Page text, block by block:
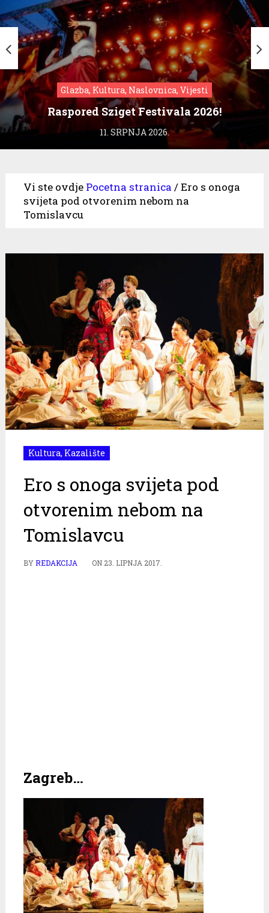
Glazba, Kultura, Naslovnica, Vijesti
Raspored Sziget Festivala 2026!
11. SRPNJA 2026.
Vi ste ovdje Pocetna stranica /Ero s onoga
svijeta pod otvorenim nebom na
Tomislavcu
Kultura, Kazalište
Ero s onoga svijeta pod
otvorenim nebom na
Tomislavcu
BYREDAKCIJA ON 23. LIPNJA 2017.
Zagreb…